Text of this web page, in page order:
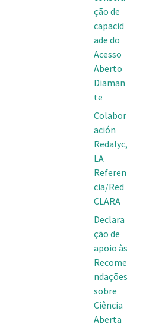
ção de
capacid
ade do
Acesso
Aberto
Diaman
te
Colabor
ación
Redalyc,
LA
Referen
cia/Red
CLARA
Declara
ção de
apoio às
Recome
ndações
sobre
Ciência
Aberta